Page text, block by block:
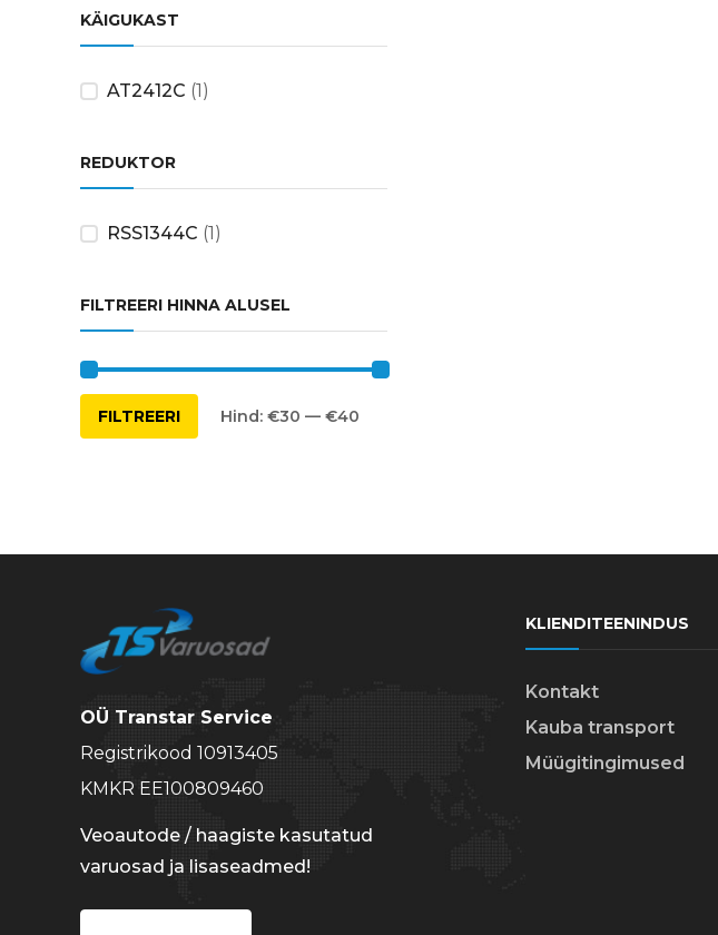
KÄIGUKAST
AT2412C (1)
REDUKTOR
RSS1344C (1)
FILTREERI HINNA ALUSEL
Minimaalne
hind
Maksimaalne
hind
FILTREERI Hind: €30 — €40
OÜ Transtar Service
Registrikood 10913405
KMKR EE100809460
Veoautode / haagiste kasutatud
varuosad ja lisaseadmed!
KLIENDITEENINDUS
Kontakt
Kauba transport
Müügitingimused